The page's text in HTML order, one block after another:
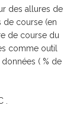
des allures de
de course (en
de course du
comme outil
( % de